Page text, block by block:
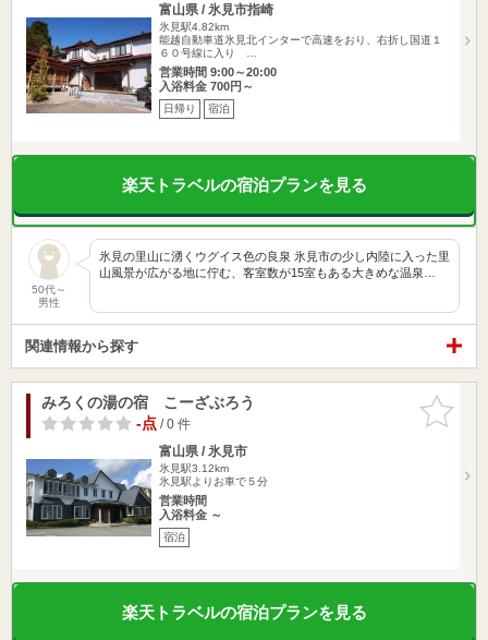
富山県 / 氷見市指崎
氷見駅4.82km
能越自動車道氷見北インターで高速をおり、右折し国道１
６０号線に入り …
営業時間 9:00～20:00
入浴料金 700円～
日帰り 宿泊
楽天トラベルの宿泊プランを見る
50代～
男性
氷見の里山に湧くウグイス色の良泉 氷見市の少し内陸に入った里
山風景が広がる地に佇む、客室数が15室もある大きめな温泉…
関連情報から探す
お気に入
りに追加
みろくの湯の宿 こーざぶろう
-点/ 0 件
富山県 / 氷見市
氷見駅3.12km
氷見駅よりお車で５分
営業時間
入浴料金 ～
宿泊
楽天トラベルの宿泊プランを見る